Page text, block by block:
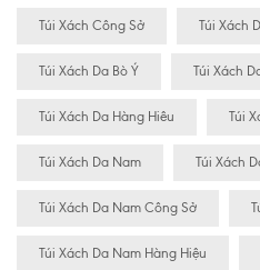
Túi Xách Công Sở Túi Xách
Túi Xách Da Bò Ý Túi Xách
Túi Xách Da Hàng Hiêu Túi
Túi Xách Da Nam Túi Xách
Túi Xách Da Nam Công Sở
Túi Xách Da Nam Hàng Hiệu